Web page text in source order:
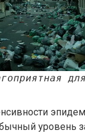
уровень